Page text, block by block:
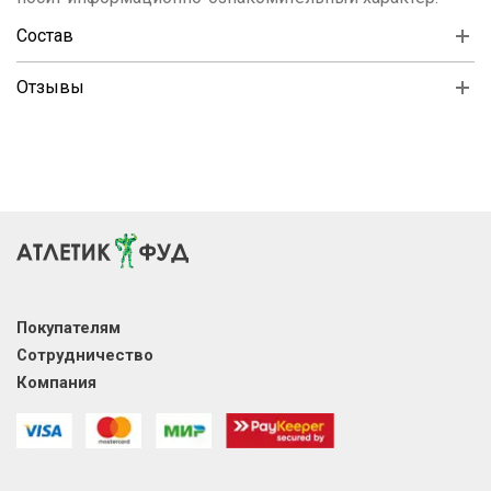
Состав
Отзывы
Покупателям
Сотрудничество
Компания